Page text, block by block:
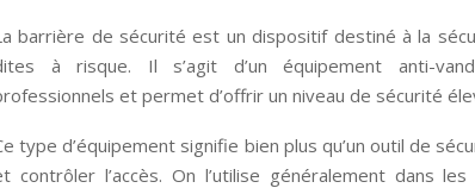
barrière de sécurité est un dispositif destiné à la
à risque. Il s’agit d’un équipement anti-
et permet d’offrir un niveau de sécurité
type d’équipement signifie bien plus qu’un outil de
contrôler l’accès. On l’utilise généralement dans